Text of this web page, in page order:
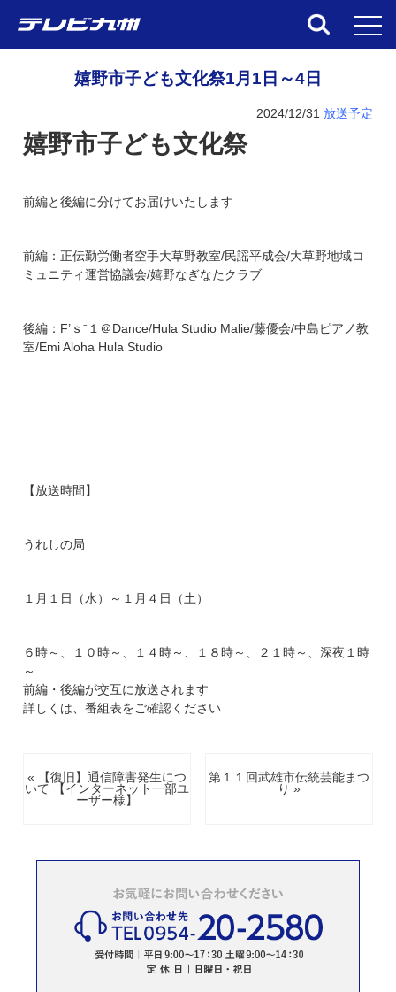
嬉野市子ども文化祭1月1日～4日
2024/12/31 放送予定
嬉野市子ども文化祭
前編と後編に分けてお届けいたします
前編：正伝勤労働者空手大草野教室/民謡平成会/大草野地域コ
ミュニティ運営協議会/嬉野なぎなたクラブ
後編：F’ｓ⁻１＠Dance/Hula Studio Malie/藤優会/中島ピアノ教
室/Emi Aloha Hula Studio
【放送時間】
うれしの局
１月１日（水）～１月４日（土）
６時～、１０時～、１４時～、１８時～、２１時～、深夜１時
～
前編・後編が交互に放送されます
詳しくは、番組表をご確認ください
« 【復旧】通信障害発生につ
いて 【インターネット一部ユ
ーザー様】
第１１回武雄市伝統芸能まつ
り »